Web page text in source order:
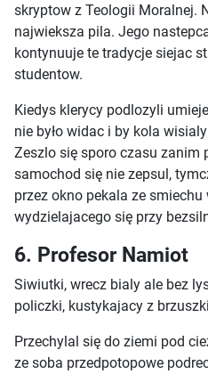
skryptow z Teologii Moralnej.
najwieksza pila. Jego
kontynuuje te tradycje siejac
studentow.
Kiedys klerycy podlozyli
nie było widac i by kola
Zeszlo się sporo czasu zanim
samochod się nie zepsul,
przez okno pekala ze
wydzielajacego się przy
6. Profesor Namiot
Siwiutki, wrecz bialy ale bez
policzki, kustykajacy z
Przechylal się do ziemi pod
ze soba przedpotopowe